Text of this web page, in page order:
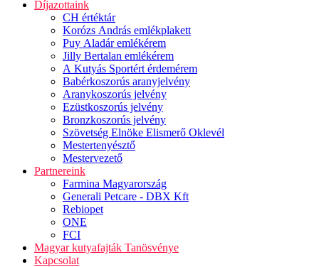
Díjazottaink
CH értéktár
Korózs András emlékplakett
Puy Aladár emlékérem
Jilly Bertalan emlékérem
A Kutyás Sportért érdemérem
Babérkoszorús aranyjelvény
Aranykoszorús jelvény
Ezüstkoszorús jelvény
Bronzkoszorús jelvény
Szövetség Elnöke Elismerő Oklevél
Mestertenyésztő
Mestervezető
Partnereink
Farmina Magyarország
Generali Petcare - DBX Kft
Rebiopet
ONE
FCI
Magyar kutyafajták Tanösvénye
Kapcsolat